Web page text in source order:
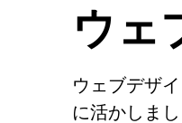
ウェ
ウェブデザ
に活かしまし